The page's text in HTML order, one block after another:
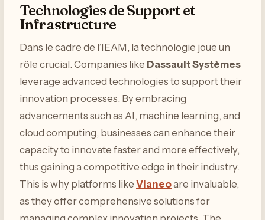
Technologies de Support et
Infrastructure
Dans le cadre de l’IEAM, la technologie joue un
rôle crucial. Companies like Dassault Systèmes
leverage advanced technologies to support their
innovation processes. By embracing
advancements such as AI, machine learning, and
cloud computing, businesses can enhance their
capacity to innovate faster and more effectively,
thus gaining a competitive edge in their industry.
This is why platforms like Vianeoare invaluable,
as they offer comprehensive solutions for